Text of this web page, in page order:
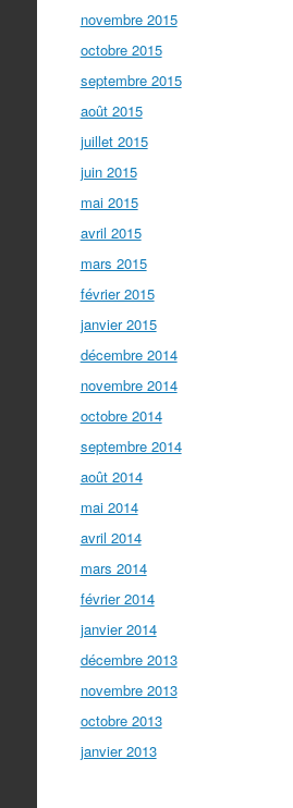
novembre 2015
octobre 2015
septembre 2015
août 2015
juillet 2015
juin 2015
mai 2015
avril 2015
mars 2015
février 2015
janvier 2015
décembre 2014
novembre 2014
octobre 2014
septembre 2014
août 2014
mai 2014
avril 2014
mars 2014
février 2014
janvier 2014
décembre 2013
novembre 2013
octobre 2013
janvier 2013